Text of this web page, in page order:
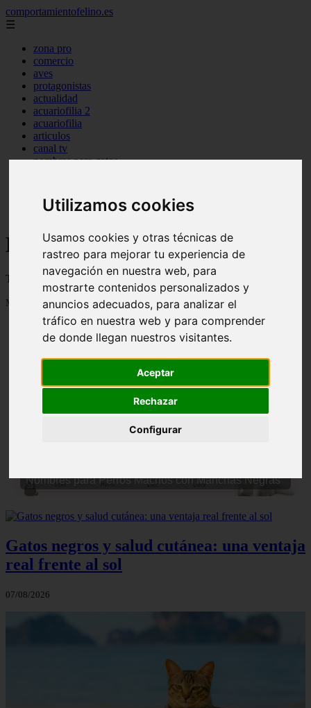
Utilizamos cookies
Usamos cookies y otras técnicas de
rastreo para mejorar tu experiencia de
navegación en nuestra web, para
mostrarte contenidos personalizados y
anuncios adecuados, para analizar el
tráfico en nuestra web y para comprender
de donde llegan nuestros visitantes.
Aceptar
Rechazar
Configurar
comportamientofelino.es
☰
zona pro
comercio
aves
protagonistas
actualidad
acuariofilia 2
acuariofilia
articulos
canal tv
nombres para gatos
uncategorized
zona pro
Blog sobre gatos
Todo sobre gatos, nombres de gatos y razas de gatos
Mostrando 1 - 24 de 2800 artículos
Nombres para Perros Machos con Manchas Negras
Gatos negros y salud cutánea: una ventaja
real frente al sol
07/08/2026